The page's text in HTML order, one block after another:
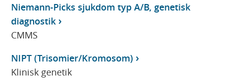
Niemann-Picks sjukdom typ A/B, genetisk
diagnostik
CMMS
NIPT (Trisomier/Kromosom)
Klinisk genetik